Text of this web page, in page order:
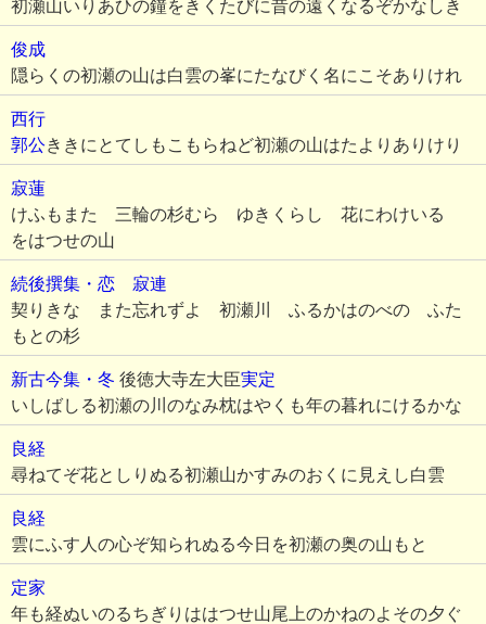
初瀬山いりあひの鐘をきくたびに昔の遠くなるぞかなしき
俊成
隠らくの初瀬の山は白雲の峯にたなびく名にこそありけれ
西行
郭公ききにとてしもこもらねど初瀬の山はたよりありけり
寂蓮
けふもまた 三輪の杉むら ゆきくらし 花にわけいる
をはつせの山
続後撰集・恋
寂連
契りきな また忘れずよ 初瀬川 ふるかはのべの ふた
もとの杉
新古今集・冬 後徳大寺左大臣実定
いしばしる初瀬の川のなみ枕はやくも年の暮れにけるかな
良経
尋ねてぞ花としりぬる初瀬山かすみのおくに見えし白雲
良経
雲にふす人の心ぞ知られぬる今日を初瀬の奥の山もと
定家
年も経ぬいのるちぎりははつせ山尾上のかねのよその夕ぐ